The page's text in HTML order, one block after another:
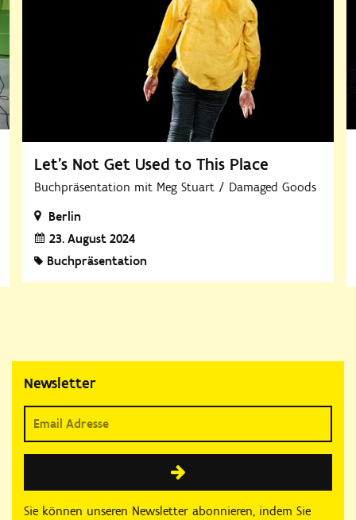
Let's Not Get Used to This Place
Buchpräsentation mit Meg Stuart / Damaged Goods
Berlin
23. August 2024
Buchpräsentation
Newsletter
Sie können unseren Newsletter abonnieren, indem Sie